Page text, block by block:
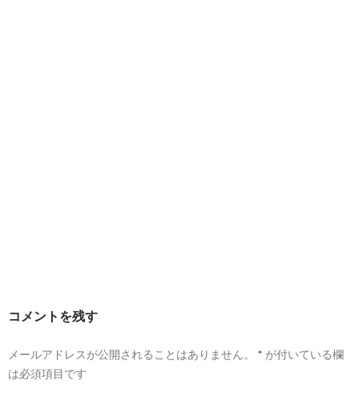
コメントを残す
メールアドレスが公開されることはありません。 * が付いている欄
は必須項目です